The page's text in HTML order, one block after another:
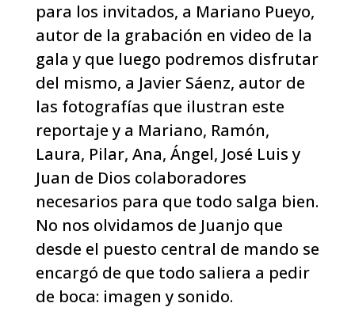
para los invitados, a Mariano Pueyo,
autor de la grabación en video de la
gala y que luego podremos disfrutar
del mismo, a Javier Sáenz, autor de
las fotografías que ilustran este
reportaje y a Mariano, Ramón,
Laura, Pilar, Ana, Ángel, José Luis y
Juan de Dios colaboradores
necesarios para que todo salga bien.
No nos olvidamos de Juanjo que
desde el puesto central de mando se
encargó de que todo saliera a pedir
de boca: imagen y sonido.